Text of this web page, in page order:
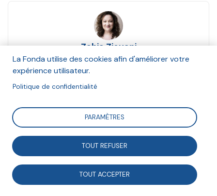
Zahia Ziouani
Et Anna Maheu
Décembre 2022
La cheffe d’orchestre Zahia Ziouani a fondé en 1998
l’orchestre Divertimento qui se singularise par une
approche artistique pluridisciplinaire et son ancrage
en Seine–Saint-Denis. Au cours de cet entretien, elle
La Fonda utilise des cookies afin d'améliorer votre
expérience utilisateur.
Politique de confidentialité
PARAMÈTRES
TOUT REFUSER
TOUT ACCEPTER